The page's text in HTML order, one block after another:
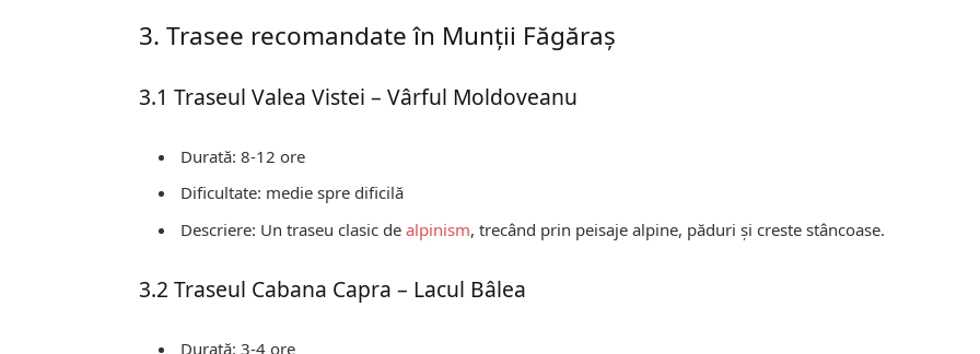
3. Trasee recomandate în Munții Făgăraș
3.1 Traseul Valea Vistei – Vârful Moldoveanu
Durată: 8-12 ore
Dificultate: medie spre dificilă
Descriere: Un traseu clasic dealpinism, trecând prin peisaje alpine, păduri și creste stâncoase.
3.2 Traseul Cabana Capra – Lacul Bâlea
Durată: 3-4 ore